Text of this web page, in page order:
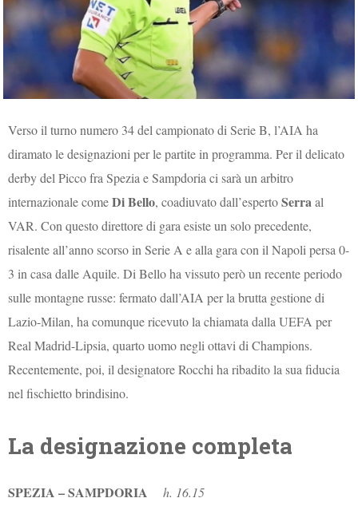
Verso il turno numero 34 del campionato di Serie B, l’AIA ha
diramato le designazioni per le partite in programma. Per il delicato
derby del Picco fra Spezia e Sampdoria ci sarà un arbitro
internazionale comeDi Bello, coadiuvato dall’espertoSerraal
VAR. Con questo direttore di gara esiste un solo precedente,
risalente all’anno scorso in Serie A e alla gara con il Napoli persa 0-
3 in casa dalle Aquile. Di Bello ha vissuto però un recente periodo
sulle montagne russe: fermato dall’AIA per la brutta gestione di
Lazio-Milan, ha comunque ricevuto la chiamata dalla UEFA per
Real Madrid-Lipsia, quarto uomo negli ottavi di Champions.
Recentemente, poi, il designatore Rocchi ha ribadito la sua fiducia
nel fischietto brindisino.
La designazione completa
SPEZIA – SAMPDORIAh. 16.15